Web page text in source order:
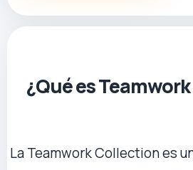
¿Qué es
La Teamwork Collection es